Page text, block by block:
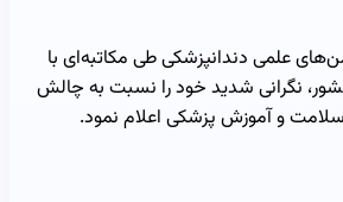
علمی دندانپزشکی طی مکاتبه‌ای با
نگرانی شدید خود را نسبت به چالش
و آموزش پزشکی اعلام نمود.